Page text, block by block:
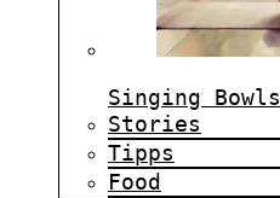
Singing Bowls
Stories
Tipps
Food